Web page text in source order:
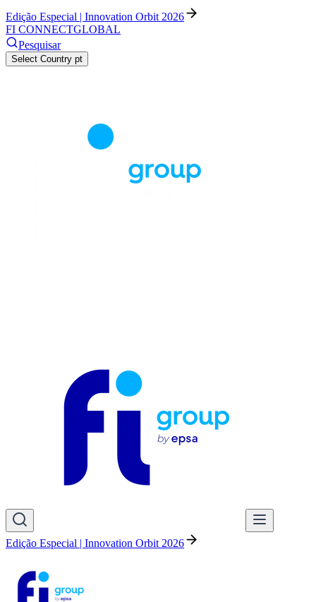
Edição Especial | Innovation Orbit 2026
FI CONNECTGLOBAL
Pesquisar
Select Country pt
Edição Especial | Innovation Orbit 2026